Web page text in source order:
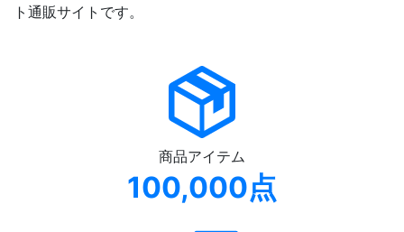
ト通販サイトです。
商品アイテム
100,000点